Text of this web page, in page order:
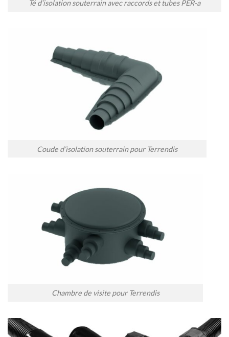
Té d’isolation souterrain avec raccords et tubes PER-a
Coude d’isolation souterrain pour Terrendis
Chambre de visite pour Terrendis